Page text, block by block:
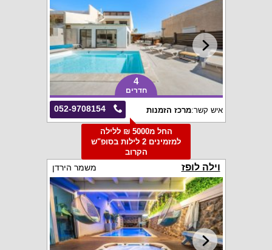
4
חדרים
052-9708154 איש קשר:מרכז הזמנות
החל מ5000 ₪ ללילה
למזמינים 2 לילות בסופ"ש
הקרוב
וילה לופז משמר הירדן